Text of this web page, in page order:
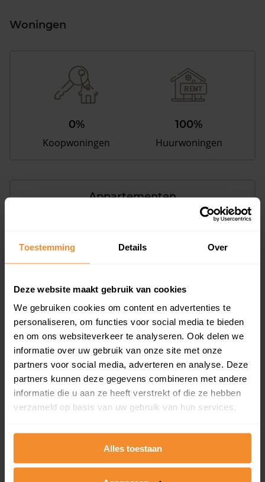
Toestemming Details Over
Deze website maakt gebruik van cookies
We gebruiken cookies om content en advertenties te
personaliseren, om functies voor social media te bieden
en om ons websiteverkeer te analyseren. Ook delen we
informatie over uw gebruik van onze site met onze
partners voor social media, adverteren en analyse. Deze
partners kunnen deze gegevens combineren met andere
informatie die u aan ze heeft verstrekt of die ze hebben
verzameld op basis van uw gebruik van hun services.
Alles toestaan
Woningen
0%
Koopwoningen
100%
Huurwoningen
Appartementen
aandeel van totale woningen
Bouwjaar
T/m 1945
55%